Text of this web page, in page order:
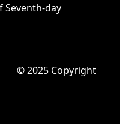
Seventh-day
© 2025 Copyright